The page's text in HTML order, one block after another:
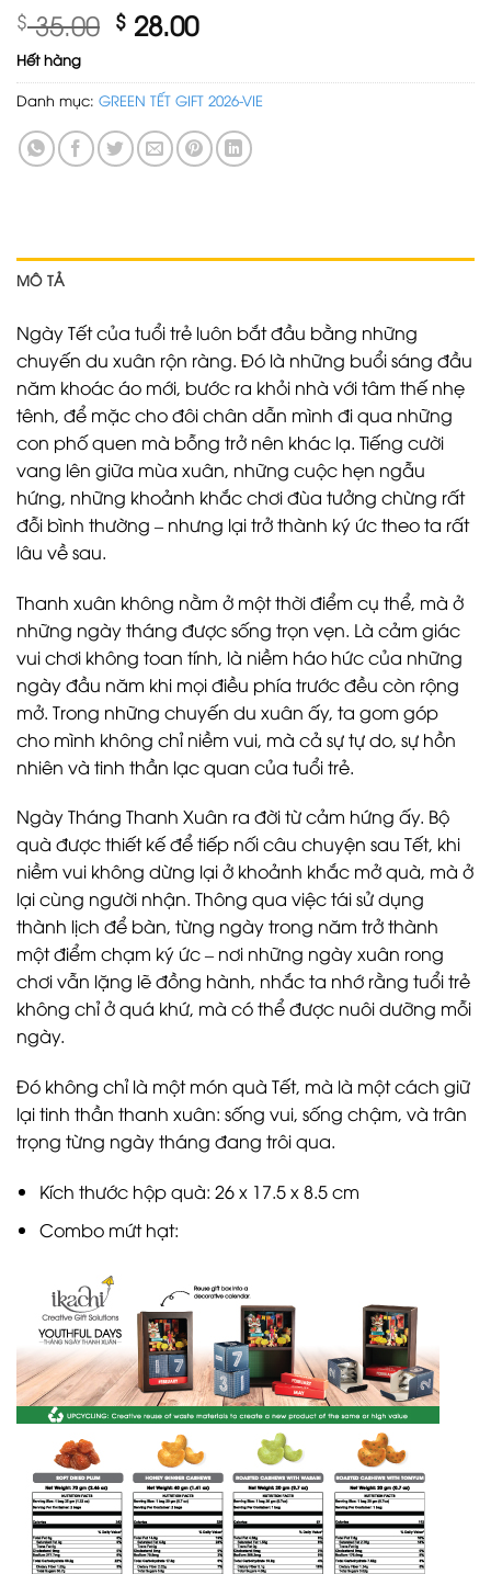
$35.00 Giá
gốc
là:
$ 35.00.
$ 28.00Giá
tại
là:
$ 28.00.
Hết hàng
Danh mục: GREEN TẾT GIFT 2026-VIE
MÔ TẢ
Ngày Tết của tuổi trẻ luôn bắt đầu bằng những
chuyến du xuân rộn ràng. Đó là những buổi sáng đầu
năm khoác áo mới, bước ra khỏi nhà với tâm thế nhẹ
tênh, để mặc cho đôi chân dẫn mình đi qua những
con phố quen mà bỗng trở nên khác lạ. Tiếng cười
vang lên giữa mùa xuân, những cuộc hẹn ngẫu
hứng, những khoảnh khắc chơi đùa tưởng chừng rất
đỗi bình thường – nhưng lại trở thành ký ức theo ta rất
lâu về sau.
Thanh xuân không nằm ở một thời điểm cụ thể, mà ở
những ngày tháng được sống trọn vẹn. Là cảm giác
vui chơi không toan tính, là niềm háo hức của những
ngày đầu năm khi mọi điều phía trước đều còn rộng
mở. Trong những chuyến du xuân ấy, ta gom góp
cho mình không chỉ niềm vui, mà cả sự tự do, sự hồn
nhiên và tinh thần lạc quan của tuổi trẻ.
Ngày Tháng Thanh Xuân ra đời từ cảm hứng ấy. Bộ
quà được thiết kế để tiếp nối câu chuyện sau Tết, khi
niềm vui không dừng lại ở khoảnh khắc mở quà, mà ở
lại cùng người nhận. Thông qua việc tái sử dụng
thành lịch để bàn, từng ngày trong năm trở thành
một điểm chạm ký ức – nơi những ngày xuân rong
chơi vẫn lặng lẽ đồng hành, nhắc ta nhớ rằng tuổi trẻ
không chỉ ở quá khứ, mà có thể được nuôi dưỡng mỗi
ngày.
Đó không chỉ là một món quà Tết, mà là một cách giữ
lại tinh thần thanh xuân: sống vui, sống chậm, và trân
trọng từng ngày tháng đang trôi qua.
Kích thước hộp quà: 26 x 17.5 x 8.5 cm
Combo mứt hạt: